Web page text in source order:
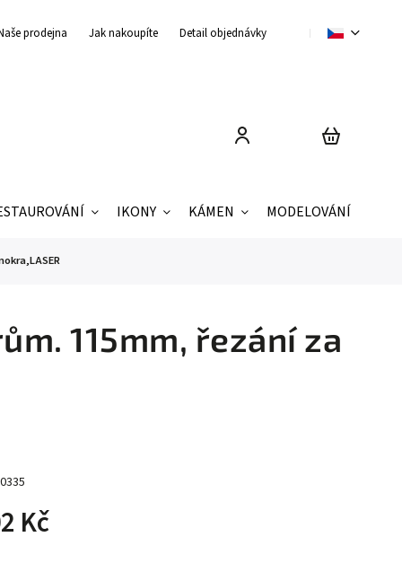
prodejna Jak nakoupíte Detail objednávky Obchodní podmínky
IKONY KÁMEN MODELOVÁNÍ
115mm, řezání za
0335
Kč